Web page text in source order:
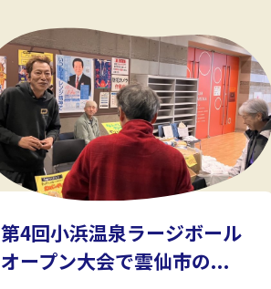
第4回小浜温泉ラージボール
オープン大会で雲仙市の...